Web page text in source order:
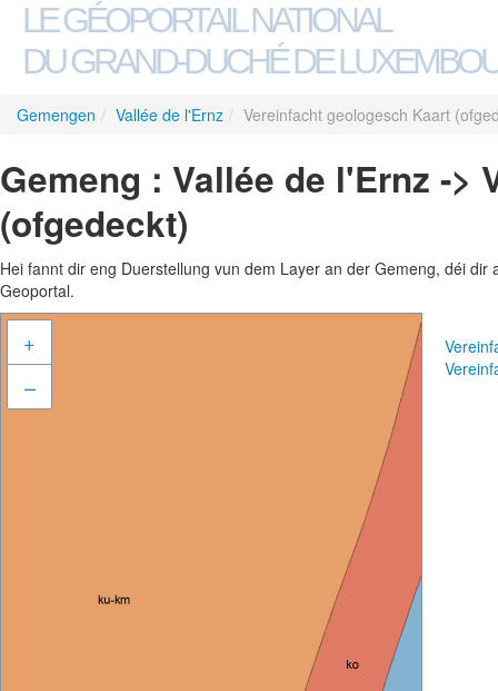
LE GÉOPORTAIL NATIONAL
DU GRAND-DUCHÉ DE
Gemengen / Vallée de l'Ernz / Vereinfacht geologesch Kaart
Gemeng : Vallée de l'Ernz -
(ofgedeckt)
Hei fannt dir eng Duerstellung vun dem Layer an der Gemeng, déi
Geoportal.
+
–